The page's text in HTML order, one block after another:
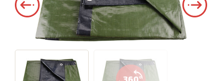
360°